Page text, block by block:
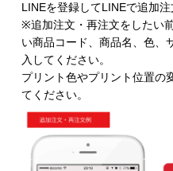
LINEを登録してLINEで追加
※追加注文・再注文をしたい
い商品コード、商品名、色、
入してください。
プリント色やプリント位置の
てください。